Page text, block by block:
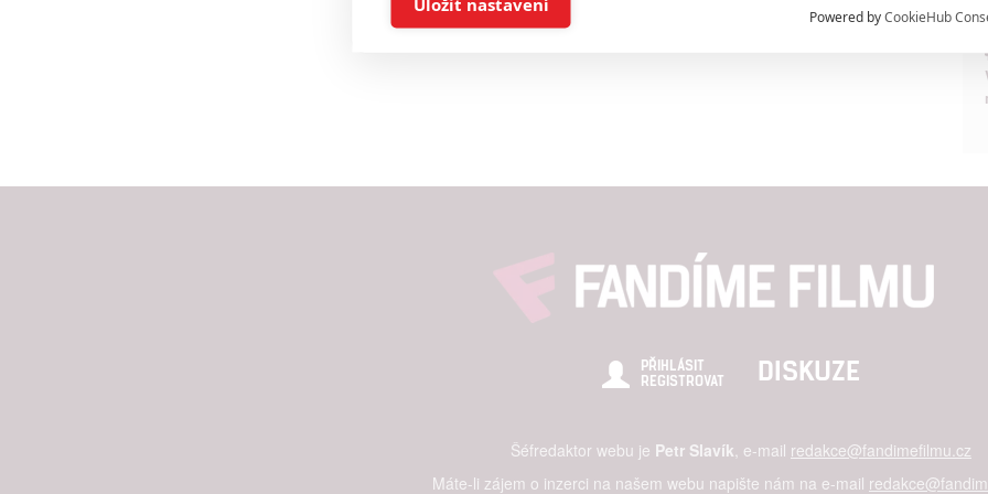
PŘIHLÁSIT
REGISTROVAT
DISKUZE
Šéfredaktor webu je Petr Slavík , e-mail redakce@fandimefilmu.cz
Máte-li zájem o inzerci na našem webu napište nám na e-mail
Poskytování a zobrazování reklamy a obsahu
Powered byCookieHub